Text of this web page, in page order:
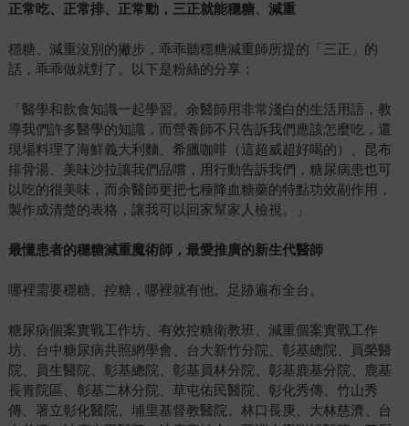
正常吃、正常排、正常動，三正就能穩糖、減重
穩糖、減重沒別的撇步，乖乖聽穩糖減重師所提的「三正」的
話，乖乖做就對了。以下是粉絲的分享：
「醫學和飲食知識一起學習。余醫師用非常淺白的生活用語，教
導我們許多醫學的知識，而營養師不只告訴我們應該怎麼吃，還
現場料理了海鮮義大利麵、希臘咖啡（這超威超好喝的）、昆布
排骨湯、美味沙拉讓我們品嚐，用行動告訴我們，糖尿病患也可
以吃的很美味，而余醫師更把七種降血糖藥的特點功效副作用，
製作成清楚的表格，讓我可以回家幫家人檢視。」
最懂患者的穩糖減重魔術師，最愛推廣的新生代醫師
哪裡需要穩糖、控糖，哪裡就有他。足跡遍布全台。
糖尿病個案實戰工作坊、有效控糖衛教班、減重個案實戰工作
坊、台中糖尿病共照網學會、台大新竹分院、彰基總院、員榮醫
院、員生醫院、彰基總院、彰基員林分院、彰基鹿基分院、鹿基
長青院區、彰基二林分院、草屯佑民醫院、彰化秀傳、竹山秀
傳、署立彰化醫院、埔里基督教醫院、林口長庚、大林慈濟、台